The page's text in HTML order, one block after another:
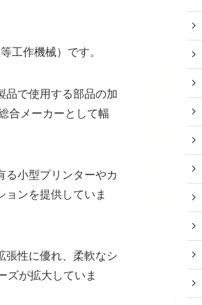
工作機械）です。
品で使用する部品の加
合メーカーとして幅
る小型プリンターやカ
ンを提供していま
張性に優れ、柔軟なシ
ズが拡大していま